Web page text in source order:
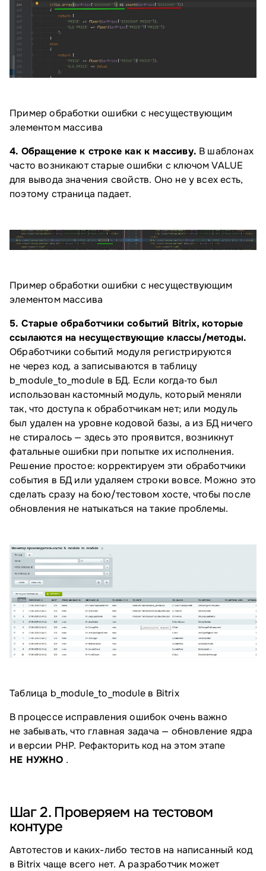
Пример обработки ошибки с несуществующим
элементом массива
4. Обращение к строке как к массиву. В шаблонах
часто возникают старые ошибки с ключом VALUE
для вывода значения свойств. Оно не у всех есть,
поэтому страница падает.
Пример обработки ошибки с несуществующим
элементом массива
5. Старые обработчики событий Bitrix, которые
ссылаются на несуществующие классы/методы.
Обработчики событий модуля регистрируются
не через код, а записываются в таблицу
b_module_to_module в БД. Если когда‑то был
использован кастомный модуль, который меняли
так, что доступа к обработчикам нет; или модуль
был удален на уровне кодовой базы, а из БД ничего
не стиралось — здесь это проявится, возникнут
фатальные ошибки при попытке их исполнения.
Решение простое: корректируем эти обработчики
события в БД или удаляем строки вовсе. Можно это
сделать сразу на бою/тестовом хосте, чтобы после
обновления не натыкаться на такие проблемы.
Таблица b_module_to_module в Bitrix
В процессе исправления ошибок очень важно
не забывать, что главная задача — обновление ядра
и версии PHP. Рефакторить код на этом этапе
НЕ НУЖНО .
Шаг 2. Проверяем на тестовом
контуре
Автотестов и каких-либо тестов на написанный код
в Bitrix чаще всего нет. А разработчик может